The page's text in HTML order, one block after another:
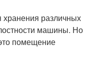
хранения различных
машины. Но
помещение